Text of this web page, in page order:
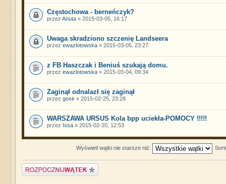
Częstochowa - berneńczyk?
przez Anuta» 2015-03-05, 16:17
Uwaga skradziono szczenię Landseera
przez ewazlotowska» 2015-03-05, 23:27
z FB Haszczak i Beniuś szukają domu.
przez ewazlotowska» 2015-03-04, 09:34
Zaginął odnalazł się zaginął
przez gosir» 2015-02-25, 23:28
WARSZAWA URSUS Kola bpp uciekła-POMOCY !!!!!
przez Issa» 2015-02-20, 12:53
Wyświetl wątki nie starsze niż:
Napisz wątek